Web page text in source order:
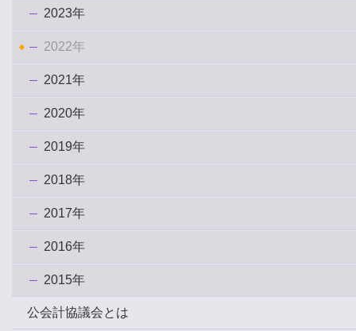
2023年
2022年
2021年
2020年
2019年
2018年
2017年
2016年
2015年
公会計協議会とは